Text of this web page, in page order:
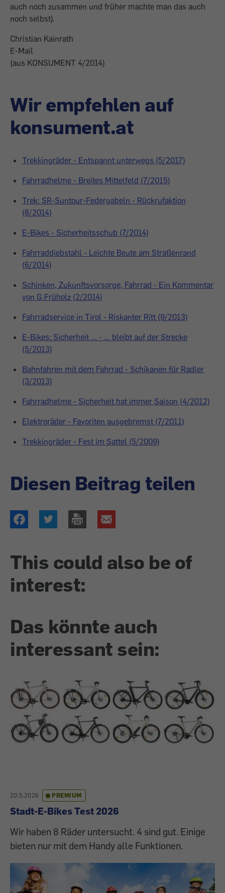
auch noch zusammen und früher machte man das auch
noch selbst).
Christian Kainrath
E-Mail
(aus KONSUMENT 4/2014)
Wir empfehlen auf
konsument.at
Trekkingräder - Entspannt unterwegs (5/2017)
Fahrradhelme - Breites Mittelfeld (7/2015)
Trek: SR-Suntour-Federgabeln - Rückrufaktion
(8/2014)
E-Bikes - Sicherheitsschub (7/2014)
Fahrraddiebstahl - Leichte Beute am Straßenrand
(6/2014)
Schinken, Zukunftsvorsorge, Fahrrad - Ein Kommentar
von G.Früholz (2/2014)
Fahrradservice in Tirol - Riskanter Ritt (9/2013)
E-Bikes: Sicherheit ... - ... bleibt auf der Strecke
(5/2013)
Bahnfahren mit dem Fahrrad - Schikanen für Radler
(3/2013)
Fahrradhelme - Sicherheit hat immer Saison (4/2012)
Elektroräder - Favoriten ausgebremst (7/2011)
Trekkingräder - Fest im Sattel (5/2009)
Diesen Beitrag teilen
This could also be of
interest:
Das könnte auch
interessant sein:
20.5.2026 PREMIUM
Stadt-E-Bikes Test 2026
Wir haben 8 Räder untersucht. 4 sind gut. Einige
bieten nur mit dem Handy alle Funktionen.